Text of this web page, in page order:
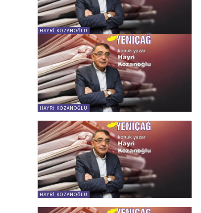
HAYRI KOZANOĞLU
HAYRI KOZANOĞLU
HAYRI KOZANOĞLU